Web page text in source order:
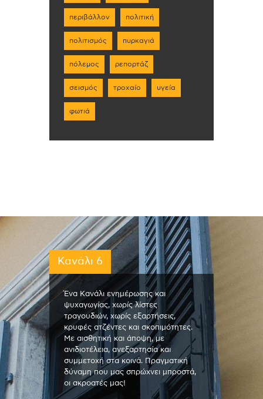
περιβάλλον πολιτική
πολιτισμός πυρκαγιά
πόλεμος ρεπορτάζ
σεισμός τροχαίο υγεία
φωτιά
Κανάλι 6
Ένα Κανάλι ενημέρωσης και
ψυχαγωγίας, χωρίς λίστες
τραγουδιών, χωρίς εξαρτήσεις,
κρυφές ατζέντες και σκοπιμότητες.
Με αισθητική και άποψη, με
ανιδιοτέλεια, ανεξαρτησία και
συμμετοχή στα κοινά. Πραγματική
δύναμη που μας σπρώχνει μπροστά,
οι ακροατές μας!